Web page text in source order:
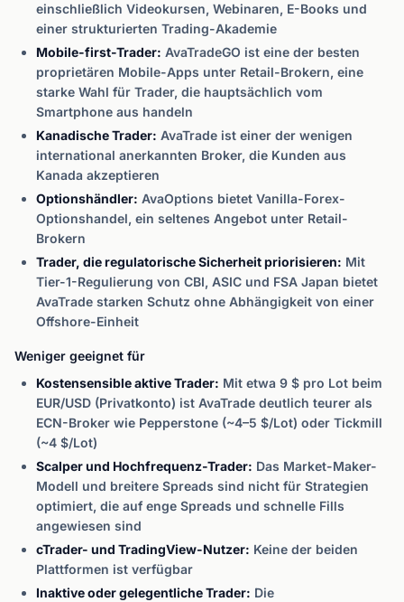
einschließlich Videokursen, Webinaren, E-Books und
einer strukturierten Trading-Akademie
Mobile-first-Trader: AvaTradeGO ist eine der besten
proprietären Mobile-Apps unter Retail-Brokern, eine
starke Wahl für Trader, die hauptsächlich vom
Smartphone aus handeln
Kanadische Trader: AvaTrade ist einer der wenigen
international anerkannten Broker, die Kunden aus
Kanada akzeptieren
Optionshändler: AvaOptions bietet Vanilla-Forex-
Optionshandel, ein seltenes Angebot unter Retail-
Brokern
Trader, die regulatorische Sicherheit priorisieren: Mit
Tier-1-Regulierung von CBI, ASIC und FSA Japan bietet
AvaTrade starken Schutz ohne Abhängigkeit von einer
Offshore-Einheit
Weniger geeignet für
Kostensensible aktive Trader: Mit etwa 9 $ pro Lot beim
EUR/USD (Privatkonto) ist AvaTrade deutlich teurer als
ECN-Broker wie Pepperstone (~4–5 $/Lot) oder Tickmill
(~4 $/Lot)
Scalper und Hochfrequenz-Trader: Das Market-Maker-
Modell und breitere Spreads sind nicht für Strategien
optimiert, die auf enge Spreads und schnelle Fills
angewiesen sind
cTrader- und TradingView-Nutzer: Keine der beiden
Plattformen ist verfügbar
Inaktive oder gelegentliche Trader: Die